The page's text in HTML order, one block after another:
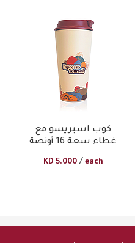
كوب اسبريسو مع
غطاء سعة 16 أونصة
KD 5.000 / each